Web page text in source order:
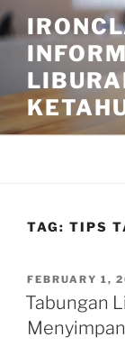
Skip
to
content
TAG: TIPS
POSTED
ON
FEBRUARY 1,
Tabungan